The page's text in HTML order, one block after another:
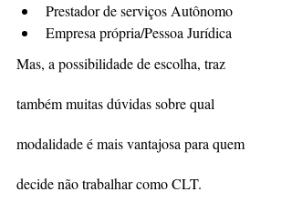
Prestador de serviços Autônomo
Empresa própria/Pessoa Jurídica
Mas, a possibilidade de escolha, traz
também muitas dúvidas sobre qual
modalidade é mais vantajosa para quem
decide não trabalhar como CLT.